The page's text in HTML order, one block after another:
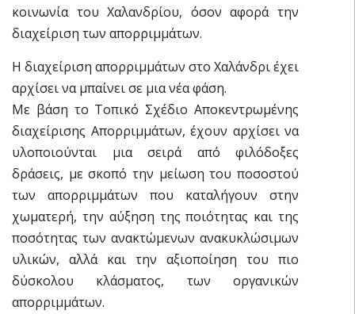
κοινωνία του Χαλανδρίου, όσον αφορά την
διαχείριση των απορριμμάτων.
Η διαχείριση απορριμμάτων στο Χαλάνδρι έχει
αρχίσει να μπαίνει σε μια νέα φάση.
Με βάση το Τοπικό Σχέδιο Αποκεντρωμένης
διαχείρισης Απορριμμάτων, έχουν αρχίσει να
υλοποιούνται μια σειρά από φιλόδοξες
δράσεις, με σκοπό την μείωση του ποσοστού
των απορριμμάτων που καταλήγουν στην
χωματερή, την αύξηση της ποιότητας και της
ποσότητας των ανακτώμενων ανακυκλώσιμων
υλικών, αλλά και την αξιοποίηση του πιο
δύσκολου κλάσματος, των οργανικών
απορριμμάτων.